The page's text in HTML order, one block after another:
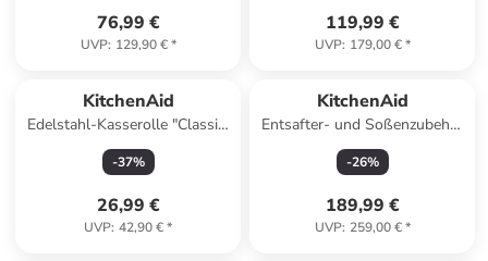
76,99 €
UVP: 129,90 €*
119,99 €
UVP: 179,00 €*
KitchenAid
Edelstahl-Kasserolle "Classic"
- Ø 18 cm
-37%
26,99 €
UVP: 42,90 €*
KitchenAid
Entsafter- und Soßenzubehör
"5KSM1JA" in Silber
-26%
189,99 €
UVP: 259,00 €*